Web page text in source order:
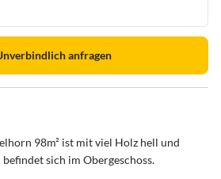
anfragen
98m² ist mit viel Holz hell und
sich im Obergeschoss.